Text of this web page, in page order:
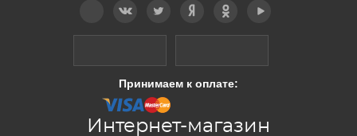
Принимаем к оплате:
Интернет-магазин